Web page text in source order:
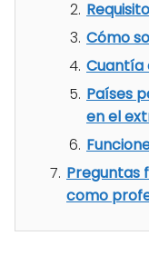
Cómo
Cuantía
Países
en el
Preguntas
como